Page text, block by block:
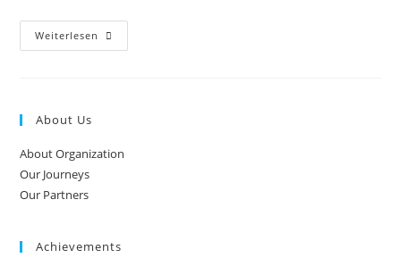
Weiterlesen
About Us
About Organization
Our Journeys
Our Partners
Achievements